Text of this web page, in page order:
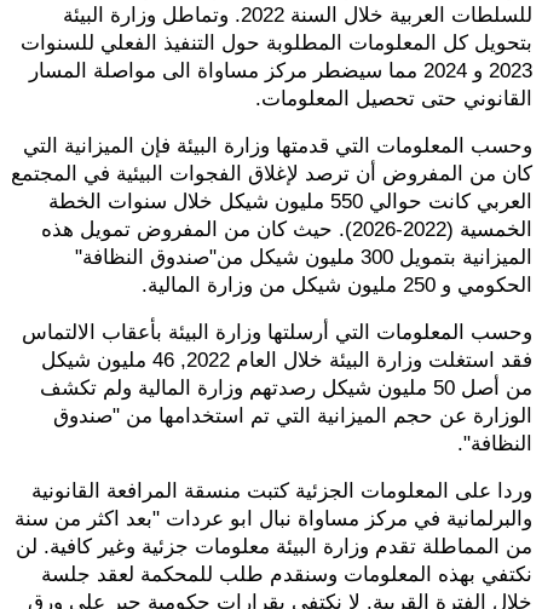
للسلطات العربية خلال السنة 2022. وتماطل وزارة البيئة
بتحويل كل المعلومات المطلوبة حول التنفيذ الفعلي للسنوات
2023 و 2024 مما سيضطر مركز مساواة الى مواصلة المسار
القانوني حتى تحصيل المعلومات.
وحسب المعلومات التي قدمتها وزارة البيئة فإن الميزانية التي
كان من المفروض أن ترصد لإغلاق الفجوات البيئية في المجتمع
العربي كانت حوالي 550 مليون شيكل خلال سنوات الخطة
الخمسية (2022-2026). حيث كان من المفروض تمويل هذه
الميزانية بتمويل 300 مليون شيكل من"صندوق النظافة"
الحكومي و 250 مليون شيكل من وزارة المالية.
وحسب المعلومات التي أرسلتها وزارة البيئة بأعقاب الالتماس
فقد استغلت وزارة البيئة خلال العام 2022, 46 مليون شيكل
من أصل 50 مليون شيكل رصدتهم وزارة المالية ولم تكشف
الوزارة عن حجم الميزانية التي تم استخدامها من "صندوق
النظافة".
وردا على المعلومات الجزئية كتبت منسقة المرافعة القانونية
والبرلمانية في مركز مساواة نبال ابو عردات "بعد اكثر من سنة
من المماطلة تقدم وزارة البيئة معلومات جزئية وغير كافية. لن
نكتفي بهذه المعلومات وسنقدم طلب للمحكمة لعقد جلسة
خلال الفترة القريبة. لا نكتفي بقرارات حكومية حبر على ورق